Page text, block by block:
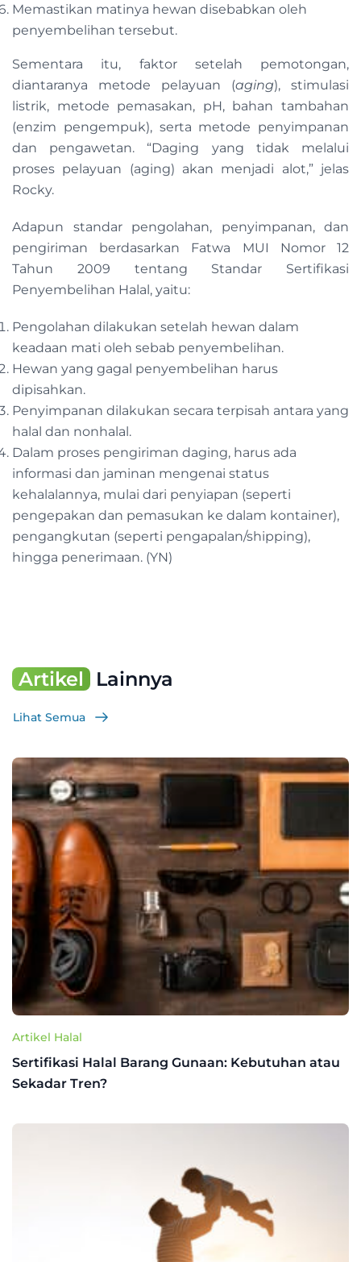
Memastikan matinya hewan disebabkan oleh
penyembelihan tersebut.
Sementara itu, faktor setelah pemotongan,
diantaranya metode pelayuan (aging), stimulasi
listrik, metode pemasakan, pH, bahan tambahan
(enzim pengempuk), serta metode penyimpanan
dan pengawetan. “Daging yang tidak melalui
proses pelayuan (aging) akan menjadi alot,” jelas
Rocky.
Adapun standar pengolahan, penyimpanan, dan
pengiriman berdasarkan Fatwa MUI Nomor 12
Tahun 2009 tentang Standar Sertifikasi
Penyembelihan Halal, yaitu:
Pengolahan dilakukan setelah hewan dalam
keadaan mati oleh sebab penyembelihan.
Hewan yang gagal penyembelihan harus
dipisahkan.
Penyimpanan dilakukan secara terpisah antara yang
halal dan nonhalal.
Dalam proses pengiriman daging, harus ada
informasi dan jaminan mengenai status
kehalalannya, mulai dari penyiapan (seperti
pengepakan dan pemasukan ke dalam kontainer),
pengangkutan (seperti pengapalan/shipping),
hingga penerimaan. (YN)
Artikel Lainnya
Lihat Semua
Artikel Halal
Sertifikasi Halal Barang Gunaan: Kebutuhan atau
Sekadar Tren?